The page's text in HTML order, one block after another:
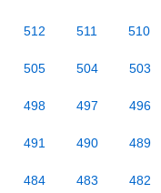
512 511 510
505 504 503
498 497 496
491 490 489
484 483 482